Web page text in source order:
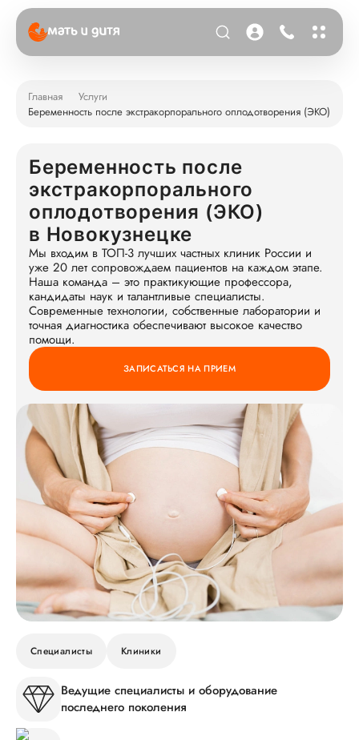
Главная
Услуги
Беременность после экстракорпорального оплодотворения (ЭКО)
Беременность после
экстракорпорального
оплодотворения (ЭКО)
в Новокузнецке
Мы входим в ТОП-3 лучших частных клиник России и
уже 20 лет сопровождаем пациентов на каждом этапе.
Наша команда – это практикующие профессора,
кандидаты наук и талантливые специалисты.
Современные технологии, собственные лаборатории и
точная диагностика обеспечивают высокое качество
помощи.
ЗАПИСАТЬСЯ НА ПРИЕМ
Специалисты Клиники
Ведущие специалисты и оборудование
последнего поколения